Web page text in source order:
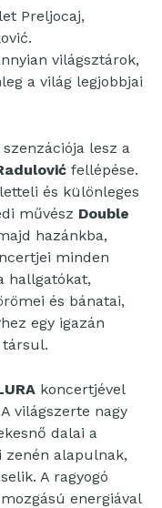
Preljocaj,
világsztárok,
a világ legjobbjai
lesz a
fellépése.
és különleges
művész Double
hazánkba,
minden
hallgatókat,
és bánatai,
egy igazán
koncertjével
világszerte nagy
dalai a
zenén alapulnak,
A ragyogó
energiával